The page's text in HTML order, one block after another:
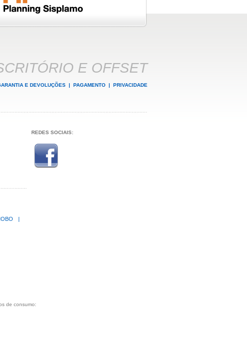
E OFFSET
E DEVOLUÇÕES | PAGAMENTO | PRIVACIDADE
|
REDES SOCIAIS:
de consumo: